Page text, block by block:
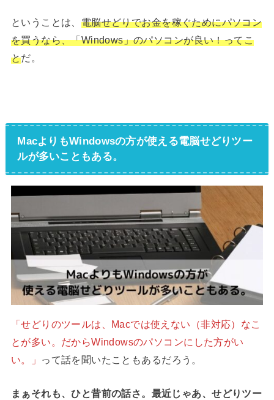
ということは、 電脳せどりでお金を稼ぐためにパソコン
を買うなら、「Windows」のパソコンが良い！ってこ
とだ。
MacよりもWindowsの方が使える電脳せどりツー
ルが多いこともある。
「せどりのツールは、Macでは使えない（非対応）なこ
とが多い。だからWindowsのパソコンにした方がい
い。」
って話を聞いたこともあるだろう。
まぁそれも、ひと昔前の話さ。最近じゃあ、せどりツー